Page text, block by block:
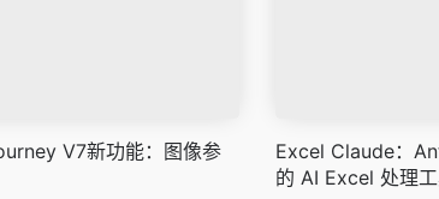
V7新功能：图像参
Excel Claude：
的 AI Excel 处理